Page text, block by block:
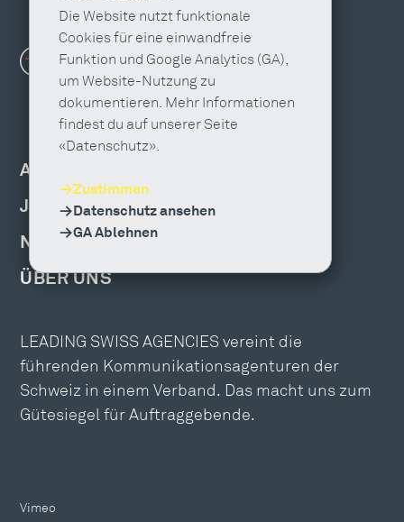
Die Website nutzt funktionale
Cookies für eine einwandfreie
Funktion und Google Analytics (GA),
um Website-Nutzung zu
dokumentieren. Mehr Informationen
findest du auf unserer Seite
«Datenschutz».
Zustimmen
Datenschutz ansehen
GA Ablehnen
AGENTUR FINDEN
JOBS & WEITERBILDUNG
NEWS, EVENTS & PUBLIKATIONEN
ÜBER UNS
LEADING SWISS AGENCIES vereint die
führenden Kommunikationsagenturen der
Schweiz in einem Verband. Das macht uns zum
Gütesiegel für Auftraggebende.
Vimeo